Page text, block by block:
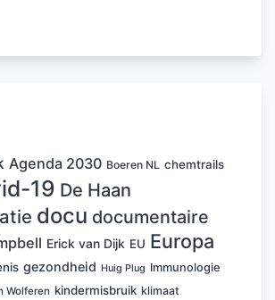
Agenda 2030 Boeren NL chemtrails
19 De Haan
docu documentaire
Erick van Dijk EU Europa
gezondheid Huig Plug Immunologie
Wolferen kindermisbruik klimaat